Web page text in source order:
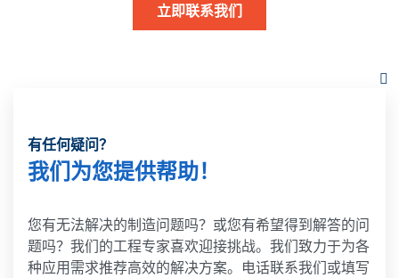
立即联系我们
有任何疑问？
我们为您提供帮助！
您有无法解决的制造问题吗？或您有希望得到解答的问
题吗？我们的工程专家喜欢迎接挑战。我们致力于为各
种应用需求推荐高效的解决方案。电话联系我们或填写